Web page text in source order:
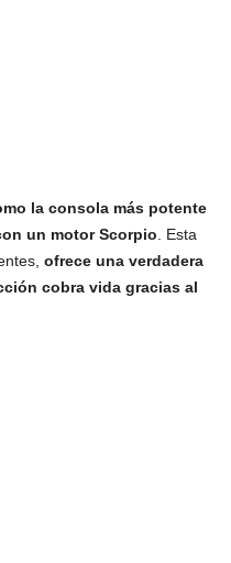
la consola más potente
un motor Scorpio . Esta
ofrece una verdadera
cobra vida gracias al